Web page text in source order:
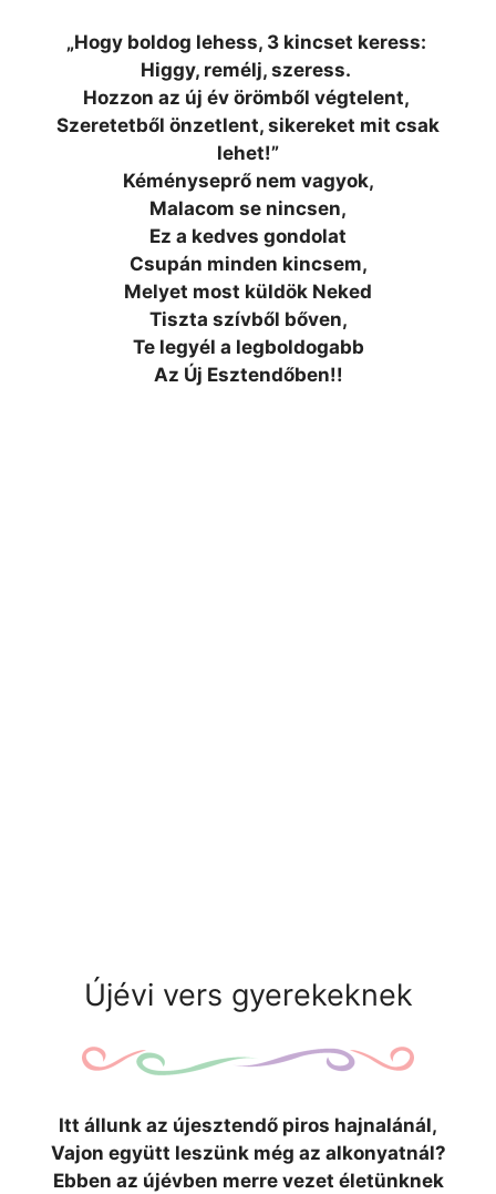
„Hogy boldog lehess, 3 kincset keress:
Higgy, remélj, szeress.
Hozzon az új év örömből végtelent,
Szeretetből önzetlent, sikereket mit csak
lehet!”
Kéményseprő nem vagyok,
Malacom se nincsen,
Ez a kedves gondolat
Csupán minden kincsem,
Melyet most küldök Neked
Tiszta szívből bőven,
Te legyél a legboldogabb
Az Új Esztendőben!!
Újévi vers gyerekeknek
Itt állunk az újesztendő piros hajnalánál,
Vajon együtt leszünk még az alkonyatnál?
Ebben az újévben merre vezet életünknek